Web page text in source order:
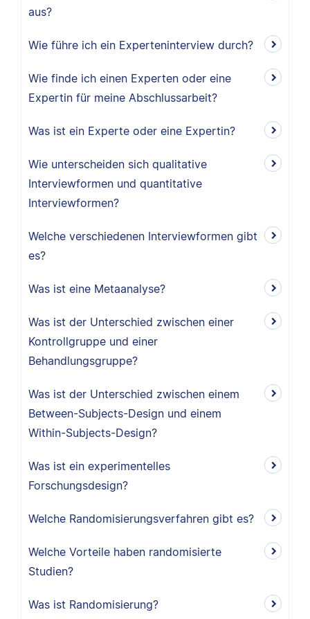
aus?
Wie führe ich ein Experteninterview durch?
Wie finde ich einen Experten oder eine
Expertin für meine Abschlussarbeit?
Was ist ein Experte oder eine Expertin?
Wie unterscheiden sich qualitative
Interviewformen und quantitative
Interviewformen?
Welche verschiedenen Interviewformen gibt
es?
Was ist eine Metaanalyse?
Was ist der Unterschied zwischen einer
Kontrollgruppe und einer
Behandlungsgruppe?
Was ist der Unterschied zwischen einem
Between-Subjects-Design und einem
Within-Subjects-Design?
Was ist ein experimentelles
Forschungsdesign?
Welche Randomisierungsverfahren gibt es?
Welche Vorteile haben randomisierte
Studien?
Was ist Randomisierung?